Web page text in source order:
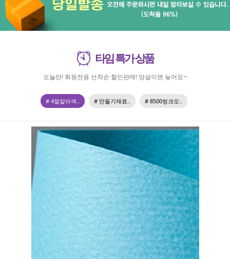
타임 특가 상품
오늘만! 회원전용 선착순 할인판매! 망설이면 늦어요~
# 4절칼라색.. # 만들기재료.. # 8500씽크오..